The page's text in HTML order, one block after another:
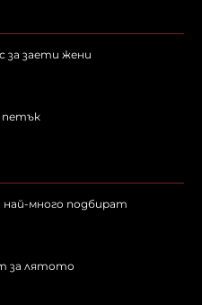
за заети жени
петък
най-много подбират
за лятото